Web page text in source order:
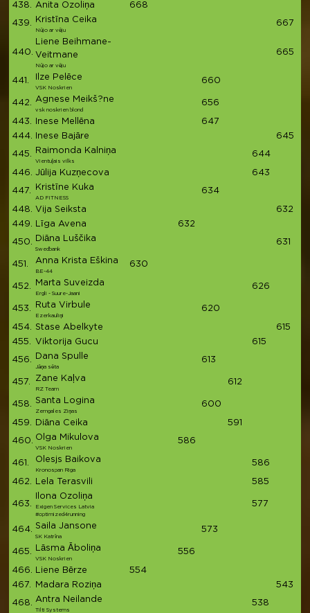
438.
Anita Ozoliņa 668
439. Kristīna Ceika
Nūjo ar vēju
667
440.
Liene Beihmane-
Veitmane
Nūjo ar vēju
665
441. Ilze Pelēce
VSK Noskrien
660
442. Agnese Meikš?ne
vsk noskrien blond
656
443. Inese Mellēna 647
444.
Inese Bajāre 645
445. Raimonda Kalniņa
Vientuļais vilks
644
446. Jūlija Kuzņecova 643
447. Kristīne Kuka
AD FITNESS
634
448. Vija Seiksta 632
449.
Līga Avena 632
450. Diāna Luščika
Swedbank
631
451. Anna Krista Eškina
BE-44
630
452. Marta Suveizda
Ergli - Suure-Jaani
626
453. Ruta Virbule
Ezerkauliņi
620
454. Stase Abelkyte 615
455.
Viktorija Gucu 615
456. Dana Spulle
Jāņa sēta
613
457. Zane Kaļva
RZ Team
612
458. Santa Logina
Zemgales Ziņas
600
459. Diāna Ceika 591
460. Olga Mikulova
VSK Noskrien
586
461. Olesjs Baikova
Kronospan Riga
586
462. Lela Terasvili 585
463.
Ilona Ozoliņa
Exigen Services Latvia
#optimized4running
577
464. Saila Jansone
SK Katrīna
573
465. Lāsma Āboliņa
VSK Noskrien
556
466. Liene Bērze 554
467.
Madara Roziņa 543
468. Antra Neilande
Tilti Systems
538